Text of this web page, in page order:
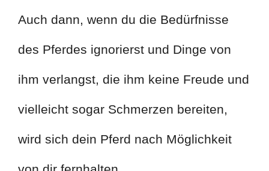
Auch dann, wenn du die Bedürfnisse
des Pferdes ignorierst und Dinge von
ihm verlangst, die ihm keine Freude und
vielleicht sogar Schmerzen bereiten,
wird sich dein Pferd nach Möglichkeit